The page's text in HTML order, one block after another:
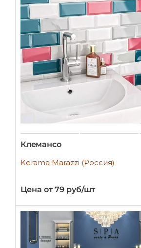
Клемансо
Kerama Marazzi (Россия)
Цена от 79 руб/шт